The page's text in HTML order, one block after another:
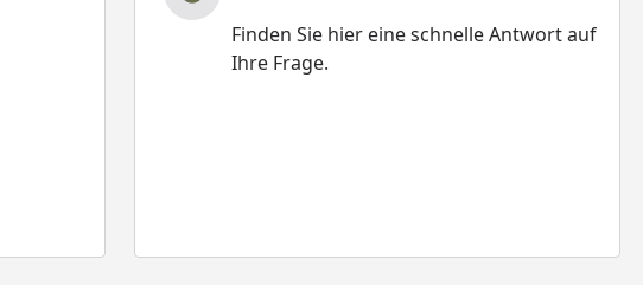
Finden Sie hier eine schnelle Antwort auf
Ihre Frage.